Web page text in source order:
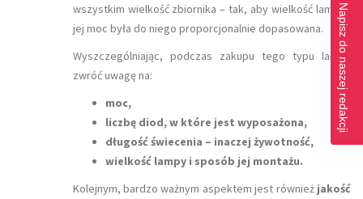
wszystkim wielkość zbiornika – tak, aby wielkość lampy i
jej moc była do niego proporcjonalnie dopasowana.
Wyszczególniając, podczas zakupu tego typu lampy
zwróć uwagę na:
moc,
liczbę diod, w które jest wyposażona,
długość świecenia – inaczej żywotność,
wielkość lampy i sposób jej montażu.
Kolejnym, bardzo ważnym aspektem jest również jakość
Napisz do naszej redakcji